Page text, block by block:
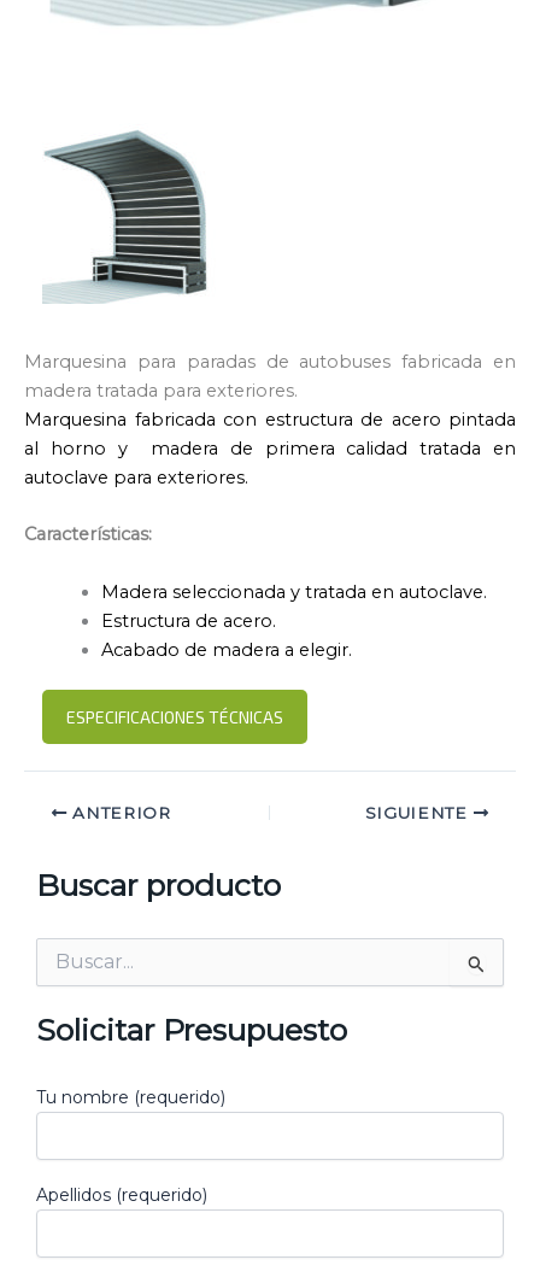
Marquesina para paradas de autobuses fabricada en
madera tratada para exteriores.
Marquesina fabricada con estructura de acero pintada
al horno y madera de primera calidad tratada en
autoclave para exteriores.
Características:
Madera seleccionada y tratada en autoclave.
Estructura de acero.
Acabado de madera a elegir.
ESPECIFICACIONES TÉCNICAS
ANTERIOR SIGUIENTE
Buscar producto
Buscar
por:
Solicitar Presupuesto
Tu nombre (requerido)
Apellidos (requerido)